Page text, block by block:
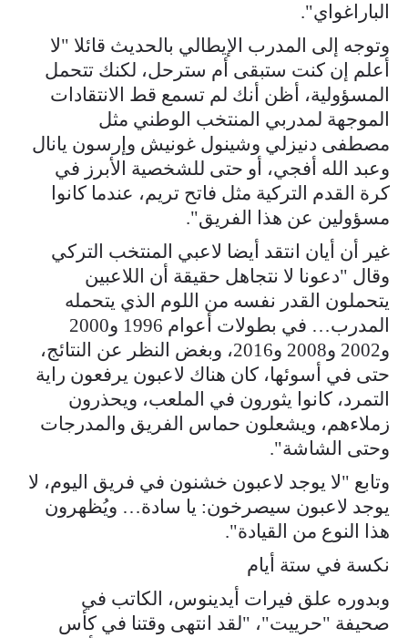
الباراغواي".
وتوجه إلى المدرب الإيطالي بالحديث قائلا "لا
أعلم إن كنت ستبقى أم سترحل، لكنك تتحمل
المسؤولية، أظن أنك لم تسمع قط الانتقادات
الموجهة لمدربي المنتخب الوطني مثل
مصطفى دنيزلي وشينول غونيش وإرسون يانال
وعبد الله أفجي، أو حتى للشخصية الأبرز في
كرة القدم التركية مثل فاتح تريم، عندما كانوا
مسؤولين عن هذا الفريق".
غير أن أيان انتقد أيضا لاعبي المنتخب التركي
وقال "دعونا لا نتجاهل حقيقة أن اللاعبين
يتحملون القدر نفسه من اللوم الذي يتحمله
المدرب… في بطولات أعوام 1996 و2000
و2002 و2008 و2016، وبغض النظر عن النتائج،
حتى في أسوئها، كان هناك لاعبون يرفعون راية
التمرد، كانوا يثورون في الملعب، ويحذرون
زملاءهم، ويشعلون حماس الفريق والمدرجات
وحتى الشاشة".
وتابع "لا يوجد لاعبون خشنون في فريق اليوم، لا
يوجد لاعبون سيصرخون: يا سادة… ويُظهرون
هذا النوع من القيادة".
نكسة في ستة أيام
وبدوره علق فيرات أيدينوس، الكاتب في
صحيفة "حرييت"، "لقد انتهى وقتنا في كأس